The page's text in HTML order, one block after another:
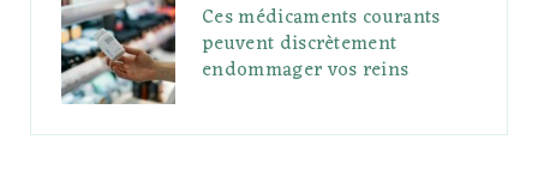
Ces médicaments courants
peuvent discrètement
endommager vos reins